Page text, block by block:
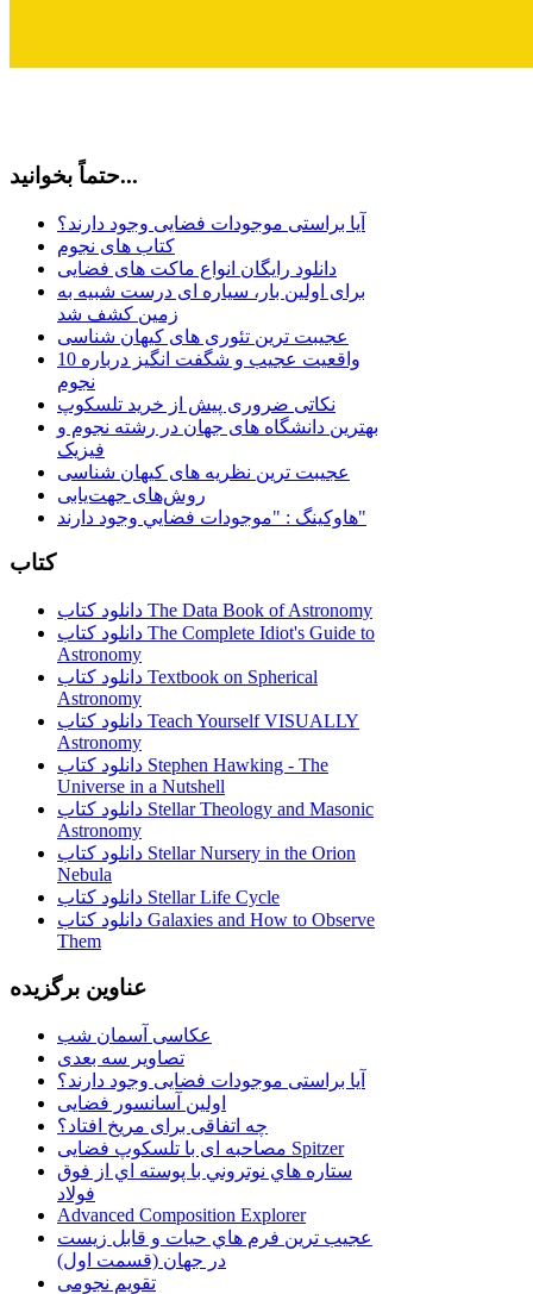
حتماً بخوانید...
آیا براستی موجودات فضایی وجود دارند؟
کتاب های نجوم
دانلود رایگان انواع ماکت های فضایی
برای اولین بار، سیاره ای درست شبیه به
زمین کشف شد
عجیبت ترین تئوری های کیهان شناسی
10 واقعیت عجیب و شگفت انگیز درباره
نجوم
نکاتی ضروری پیش از خرید تلسکوپ
بهترین دانشگاه های جهان در رشته نجوم و
فیزیک
عجیبت ترین نظریه های کیهان شناسی
روش‌های جهت‌یابی
هاوكينگ : "موجودات فضايي وجود دارند"
کتاب
دانلود کتاب The Data Book of Astronomy
دانلود کتاب The Complete Idiot's Guide to
Astronomy
دانلود کتاب Textbook on Spherical
Astronomy
دانلود کتاب Teach Yourself VISUALLY
Astronomy
دانلود کتاب Stephen Hawking - The
Universe in a Nutshell
دانلود کتاب Stellar Theology and Masonic
Astronomy
دانلود کتاب Stellar Nursery in the Orion
Nebula
دانلود کتاب Stellar Life Cycle
دانلود کتاب Galaxies and How to Observe
Them
عناوین برگزیده
عکاسی آسمان شب
تصاویر سه بعدی
آیا براستی موجودات فضایی وجود دارند؟
اولین آسانسور فضایی
چه اتفاقی برای مریخ افتاد؟
مصاحبه ای با تلسکوپ فضایی Spitzer
ستاره هاي نوتروني با پوسته اي از فوق
فولاد
Advanced Composition Explorer
عجیب ترین فرم هاي حيات و قابل زيست
در جهان (قسمت اول)
تقویم نجومی